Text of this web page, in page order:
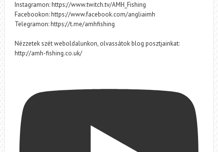
Instagramon: https://www.twitch.tv/AMH_Fishing
Facebookon: https://www.facebook.com/angliaimh
Telegramon: https://t.me/amhfishing
Nézzetek szét weboldalunkon, olvassátok blog posztjainkat:
http://amh-fishing.co.uk/